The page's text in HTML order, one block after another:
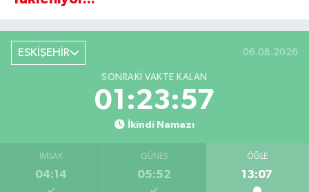
ESKİŞEHİR 06.08.2026
SONRAKI VAKTE KALAN
01:23:56
İkindi Namazı
İMSAK
04:14
GÜNEŞ
05:52
ÖĞLE
13:07